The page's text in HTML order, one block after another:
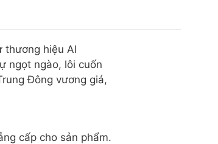
thương hiệu Al
ngọt ngào, lôi cuốn
Đông vương giả,
cấp cho sản phẩm.